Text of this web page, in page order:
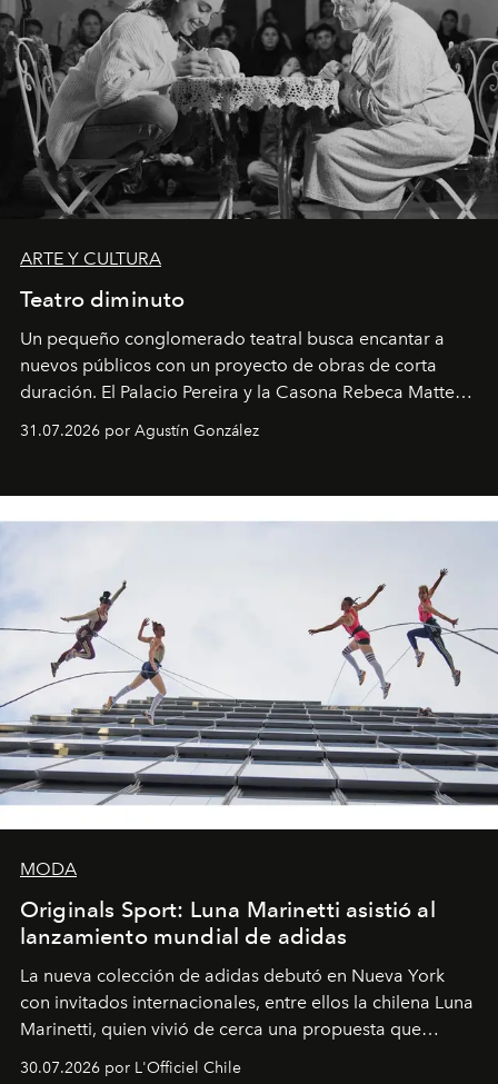
ARTE Y CULTURA
Teatro diminuto
Un pequeño conglomerado teatral busca encantar a
nuevos públicos con un proyecto de obras de corta
duración. El Palacio Pereira y la Casona Rebeca Matte
son algunos de los lugares que han albergado estas
miniobras. Sus puestas en escena son limpias; ponen el
31.07.2026 por Agustín González
MODA
Originals Sport: Luna Marinetti asistió al
lanzamiento mundial de adidas
La nueva colección de adidas debutó en Nueva York
con invitados internacionales, entre ellos la chilena Luna
Marinetti, quien vivió de cerca una propuesta que
fusiona moda y rendimiento.
30.07.2026 por L'Officiel Chile